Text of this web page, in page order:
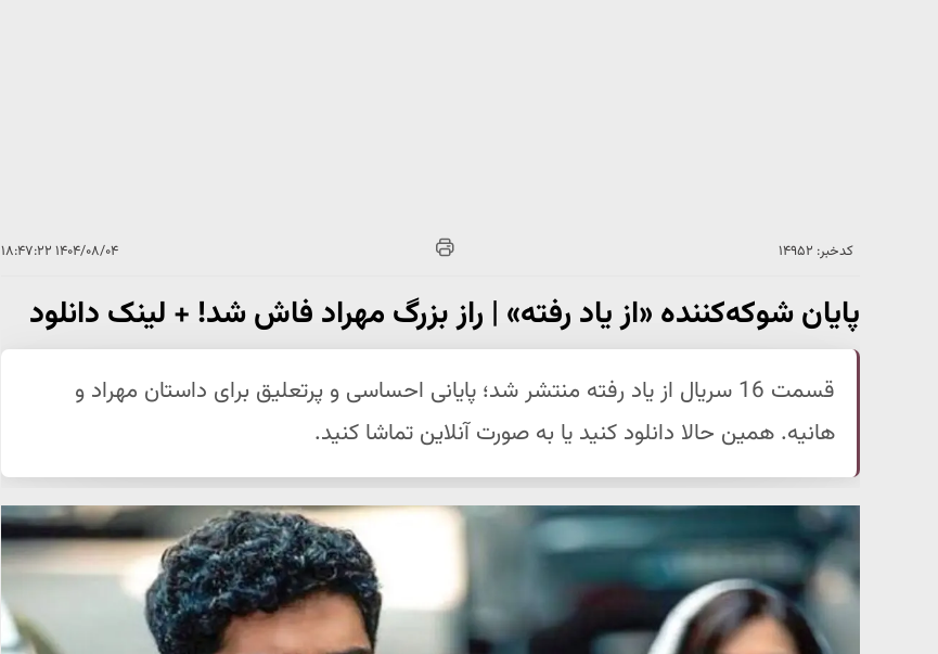
کدخبر: ۱۴۹۵۲ ۱۴۰۴/۰۸/۰۴ ۱۸:۴۷:۲۲
پایان شوکه‌کننده «از یاد رفته» | راز بزرگ مهراد فاش شد! + لینک دانلود
قسمت 16 سریال از یاد رفته منتشر شد؛ پایانی احساسی و پرتعلیق برای داستان مهراد و
هانیه. همین حالا دانلود کنید یا به صورت آنلاین تماشا کنید.